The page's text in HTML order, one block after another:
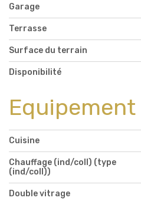
Garage
Terrasse
Surface du terrain
Disponibilité
Equipement
Cuisine
Chauffage (ind/coll) (type
(ind/coll))
Double vitrage